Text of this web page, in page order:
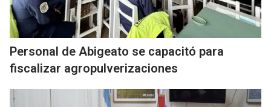
Personal de Abigeato se capacitó para
fiscalizar agropulverizaciones